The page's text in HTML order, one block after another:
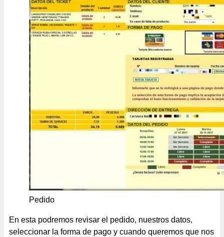
Pedido
En esta podremos revisar el pedido, nuestros datos,
seleccionar la forma de pago y cuando queremos que nos